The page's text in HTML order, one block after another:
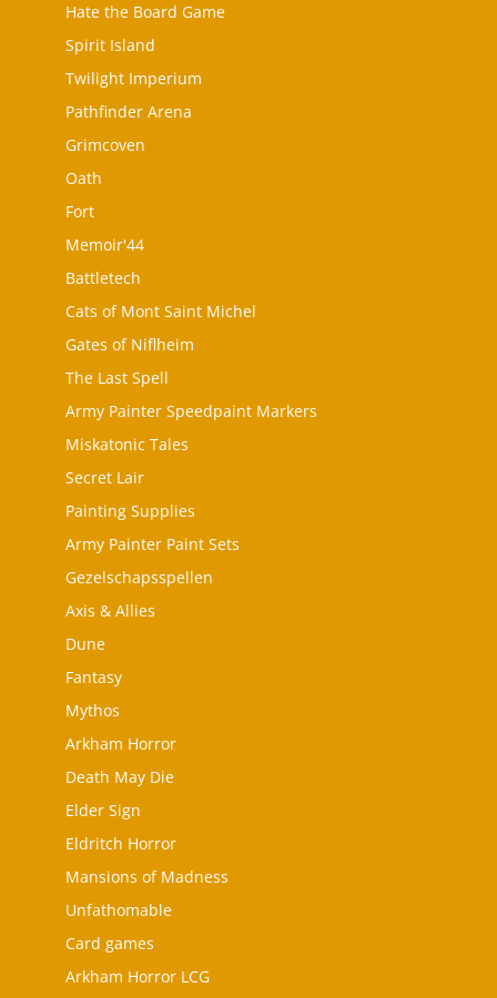
Hate the Board Game
Spirit Island
Twilight Imperium
Pathfinder Arena
Grimcoven
Oath
Fort
Memoir'44
Battletech
Cats of Mont Saint Michel
Gates of Niflheim
The Last Spell
Army Painter Speedpaint Markers
Miskatonic Tales
Secret Lair
Painting Supplies
Army Painter Paint Sets
Gezelschapsspellen
Axis & Allies
Dune
Fantasy
Mythos
Arkham Horror
Death May Die
Elder Sign
Eldritch Horror
Mansions of Madness
Unfathomable
Card games
Arkham Horror LCG